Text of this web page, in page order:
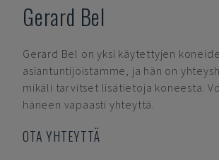
Gerard Bel
Gerard Bel on yksi käytettyjen
asiantuntijoistamme, ja hän on
mikäli tarvitset lisätietoja koneesta.
häneen vapaasti yhteyttä.
OTA YHTEYTTÄ